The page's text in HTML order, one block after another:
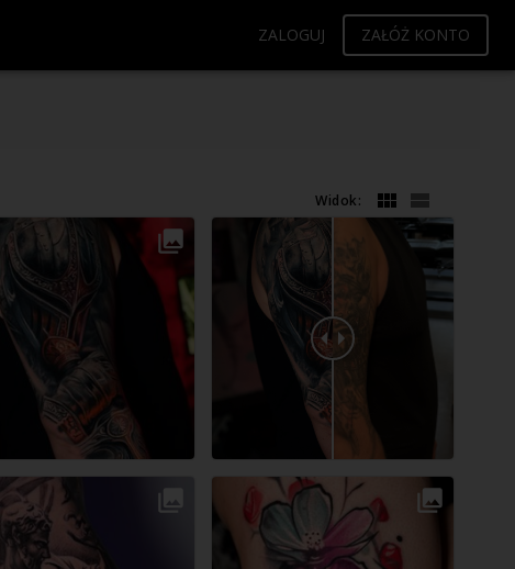
ZALOGUJ ZAŁÓŻ KONTO
Przestrzeń Artystyczna Tattoo Collective
Warszawa
Wolna sesja
(cały dzień)
Przestrzeń Artystyczna Tattoo Collective
Warszawa
10:30(cały dzień)
Widok: